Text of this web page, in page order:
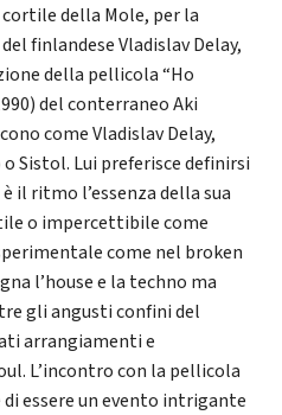
della Mole, per la
finlandese Vladislav Delay,
della pellicola “Ho
del conterraneo Aki
come Vladislav Delay,
Sistol. Lui preferisce definirsi
il ritmo l’essenza della sua
o impercettibile come
come nel broken
l’house e la techno ma
gli angusti confini del
arrangiamenti e
L’incontro con la pellicola
essere un evento intrigante